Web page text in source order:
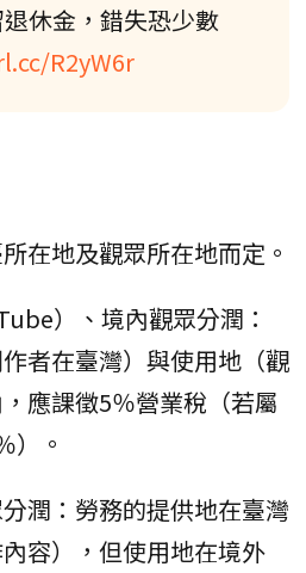
休金，錯失恐少數
R2yW6r
在地及觀眾所在地而定。
）、境內觀眾分潤：
者在臺灣）與使用地（觀
應課徵5％營業稅（若屬
）。
潤：勞務的提供地在臺灣
內容），但使用地在境外